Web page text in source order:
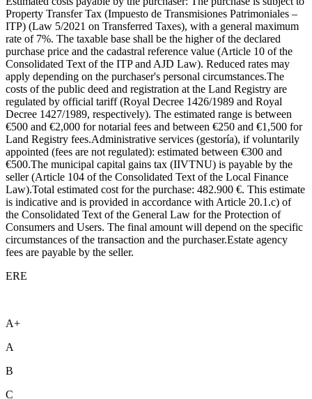
Property Transfer Tax (Impuesto de Transmisiones Patrimoniales –
ITP) (Law 5/2021 on Transferred Taxes), with a general maximum
rate of 7%. The taxable base shall be the higher of the declared
purchase price and the cadastral reference value (Article 10 of the
Consolidated Text of the ITP and AJD Law). Reduced rates may
apply depending on the purchaser's personal circumstances.The
costs of the public deed and registration at the Land Registry are
regulated by official tariff (Royal Decree 1426/1989 and Royal
Decree 1427/1989, respectively). The estimated range is between
€500 and €2,000 for notarial fees and between €250 and €1,500 for
Land Registry fees.Administrative services (gestoría), if voluntarily
appointed (fees are not regulated): estimated between €300 and
€500.The municipal capital gains tax (IIVTNU) is payable by the
seller (Article 104 of the Consolidated Text of the Local Finance
Law).Total estimated cost for the purchase: 482.900 €. This estimate
is indicative and is provided in accordance with Article 20.1.c) of
the Consolidated Text of the General Law ‌for ‌the ‌Protection ‌of
‌Consumers and ‌Users. ‌The final ‌amount will ‌depend on the ‌specific
‌circumstances ‌of the transaction ‌and ‌the purchaser.Estate agency
‌fees ‌are ‌payable ‌by ‌the ‌seller.
ERE
A+
A
B
C